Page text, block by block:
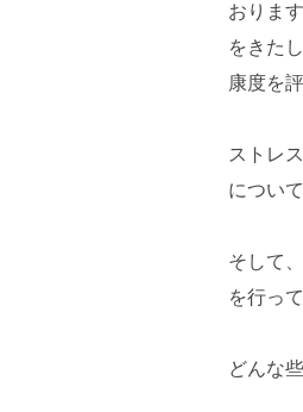
おりま
をきた
康度を
ストレ
につい
そして
を行っ
どんな